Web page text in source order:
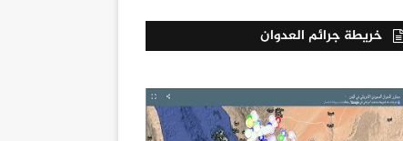
خريطة جرائم العدوان